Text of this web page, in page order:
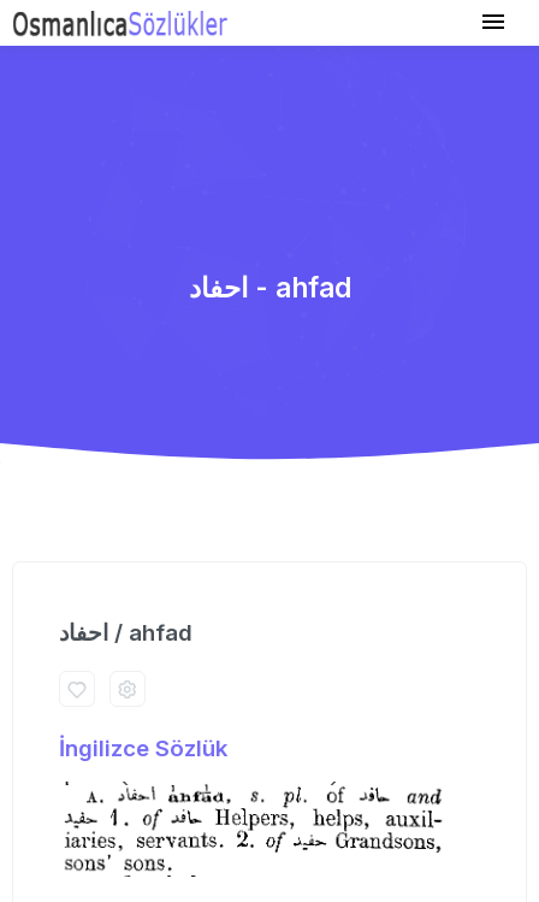
احفاد - ahfad
احفاد / ahfad
İngilizce Sözlük